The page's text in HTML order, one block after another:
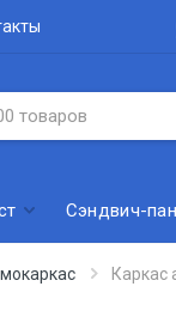
Сэндвич-
Каркас